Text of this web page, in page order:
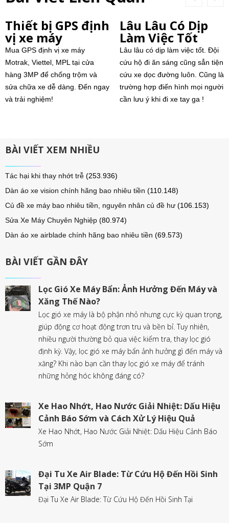
Thiết bị GPS định
vị xe máy
Mua GPS định vị xe máy
Motrak, Viettel, MPL tại cửa
hàng 3MP để chống trộm và
sửa chữa xe dễ dàng. Đến ngay
và trải nghiệm!
Lâu Lâu Có Dịp
Làm Việc Tốt
Lâu lâu có dịp làm việc tốt. Đội
cứu hộ đi ăn sáng cũng sẳn tiện
cứu xe dọc đường luôn. Cũng là
trường hợp điển hình mọi người
cần lưu ý khi đi xe tay ga !
BÀI VIẾT XEM NHIỀU
Tác hại khi thay nhớt trễ (253.936)
Dàn áo xe vision chính hãng bao nhiêu tiền (110.148)
Củ đề xe máy bao nhiêu tiền, nguyên nhân củ đề hư (106.153)
Sửa Xe Máy Chuyên Nghiệp (80.974)
Dàn áo xe airblade chính hãng bao nhiêu tiền (69.573)
BÀI VIẾT GẦN ĐÂY
Lọc Gió Xe Máy Bẩn: Ảnh Hưởng Đến Máy và
Xăng Thế Nào?
Lọc gió xe máy là bộ phận nhỏ nhưng cực kỳ quan trọng,
giúp động cơ hoạt động trơn tru và bền bỉ. Tuy nhiên,
nhiều người thường bỏ qua việc kiểm tra, thay lọc gió
định kỳ. Vậy, lọc gió xe máy bẩn ảnh hưởng gì đến máy và
xăng? Khi nào bạn cần thay lọc gió xe máy để tránh
những hỏng hóc không đáng có?
Xe Hao Nhớt, Hao Nước Giải Nhiệt: Dấu Hiệu
Cảnh Báo Sớm và Cách Xử Lý Hiệu Quả
Xe Hao Nhớt, Hao Nước Giải Nhiệt: Dấu Hiệu Cảnh Báo
Sớm
Đại Tu Xe Air Blade: Từ Cứu Hộ Đến Hồi Sinh
Tại 3MP Quận 7
Đại Tu Xe Air Blade: Từ Cứu Hộ Đến Hồi Sinh Tại